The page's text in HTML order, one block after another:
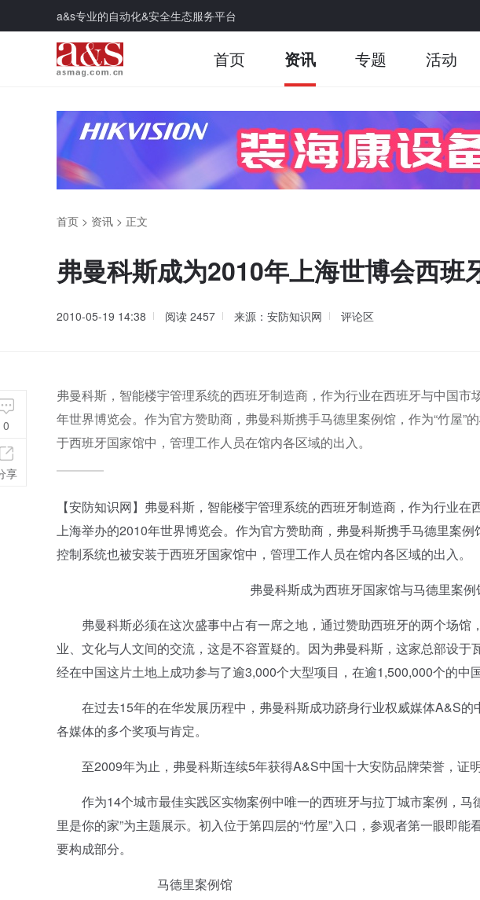
a&s专业的自动化&安全生态服务平台
首页 资讯 专题 活动
首页 > 资讯 > 正文
弗曼科斯成为2010年上海世博会西
2010-05-19 14:38 阅读 2457 来源：安防知识网 评论区
弗曼科斯，智能楼宇管理系统的西班牙制造商，作为行业在西班牙与中国
年世界博览会。作为官方赞助商，弗曼科斯携手马德里案例馆，作为“竹屋”
于西班牙国家馆中，管理工作人员在馆内各区域的出入。
【安防知识网】弗曼科斯，智能楼宇管理系统的西班牙制造商，作为行业
上海举办的2010年世界博览会。作为官方赞助商，弗曼科斯携手马德里案例
控制系统也被安装于西班牙国家馆中，管理工作人员在馆内各区域的出入。
弗曼科斯成为西班牙国家馆与马德里案例
弗曼科斯必须在这次盛事中占有一席之地，通过赞助西班牙的两个场馆
业、文化与人文间的交流，这是不容置疑的。因为弗曼科斯，这家总部设
经在中国这片土地上成功参与了逾3,000个大型项目，在逾1,500,000个的中
在过去15年的在华发展历程中，弗曼科斯成功跻身行业权威媒体A&S的
各媒体的多个奖项与肯定。
至2009年为止，弗曼科斯连续5年获得A&S中国十大安防品牌荣誉，证明
作为14个城市最佳实践区实物案例中唯一的西班牙与拉丁城市案例，马德
里是你的家”为主题展示。初入位于第四层的“竹屋”入口，参观者第一眼即能
要构成部分。
马德里案例馆 弗
0
享